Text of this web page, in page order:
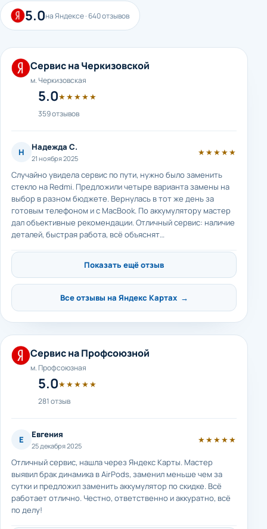
5.0на Яндексе · 640 отзывов
Сервис на Черкизовской
м. Черкизовская
5.0★★★★★
359 отзывов
Н Надежда С.
21 ноября 2025
★★★★★
Случайно увидела сервис по пути, нужно было заменить
стекло на Redmi. Предложили четыре варианта замены на
выбор в разном бюджете. Вернулась в тот же день за
готовым телефоном и с MacBook. По аккумулятору мастер
дал объективные рекомендации. Отличный сервис: наличие
деталей, быстрая работа, всё объяснят…
Показать ещё отзыв
Все отзывы на Яндекс Картах →
Сервис на Профсоюзной
м. Профсоюзная
5.0★★★★★
281 отзыв
Е Евгения
25 декабря 2025
★★★★★
Отличный сервис, нашла через Яндекс Карты. Мастер
выявил брак динамика в AirPods, заменил меньше чем за
сутки и предложил заменить аккумулятор по скидке. Всё
работает отлично. Честно, ответственно и аккуратно, всё
по делу!